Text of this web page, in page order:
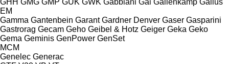
EM
Gamma Gantenbein Garant Gardner Denver Gaser Gasparini
Gastrorag Gecam Geho Geibel & Hotz Geiger Geka Geko
Gema Geminis GenPower GenSet
MCM
Genelec Generac